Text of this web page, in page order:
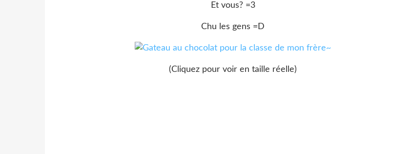
Et vous? =3
Chu les gens =D
(Cliquez pour voir en taille réelle)